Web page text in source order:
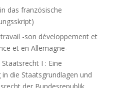
das französische
travail -son développement et
et en Allemagne-
Staatsrecht I : Eine
die Staatsgrundlagen und